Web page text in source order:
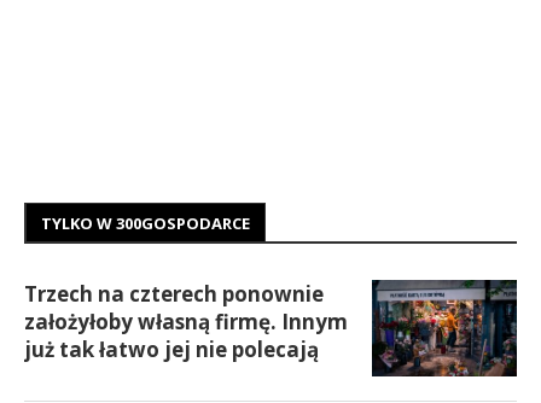
TYLKO W 300GOSPODARCE
Trzech na czterech ponownie
założyłoby własną firmę. Innym
już tak łatwo jej nie polecają